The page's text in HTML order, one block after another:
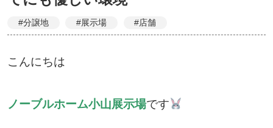
#分譲地 #展示場 #店舗
こんにちは
ノーブルホーム小山展示場です